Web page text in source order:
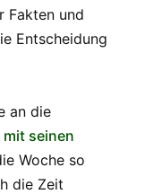
Fakten und
Entscheidung
an die
seinen
Woche so
die Zeit